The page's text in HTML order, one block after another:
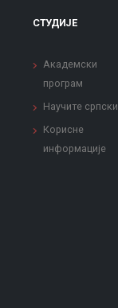
СТУДИЈЕ
Академски
програм
Научите српски
Корисне
информације